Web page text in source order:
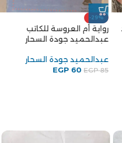
-29%
رواية أم العروسة للكاتب
عبدالحميد جودة السحار
عبدالحميد جودة السحار
EGP85
EGP 60